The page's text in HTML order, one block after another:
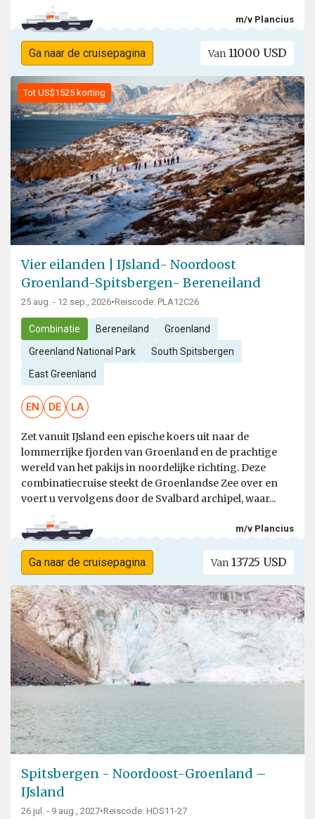
m/v Plancius
Ga naar de cruisepagina Van 11000 USD
Tot US$1525 korting
Vier eilanden | IJsland- Noordoost
Groenland-Spitsbergen- Bereneiland
25 aug. - 12 sep., 2026•Reiscode: PLA12C26
Combinatie Bereneiland Groenland
Greenland National Park South Spitsbergen
East Greenland
EN DE LA
Zet vanuit IJsland een epische koers uit naar de
lommerrijke fjorden van Groenland en de prachtige
wereld van het pakijs in noordelijke richting. Deze
combinatiecruise steekt de Groenlandse Zee over en
voert u vervolgens door de Svalbard archipel, waar...
m/v Plancius
Ga naar de cruisepagina Van 13725 USD
Spitsbergen - Noordoost-Groenland –
IJsland
26 jul. - 9 aug., 2027•Reiscode: HDS11-27